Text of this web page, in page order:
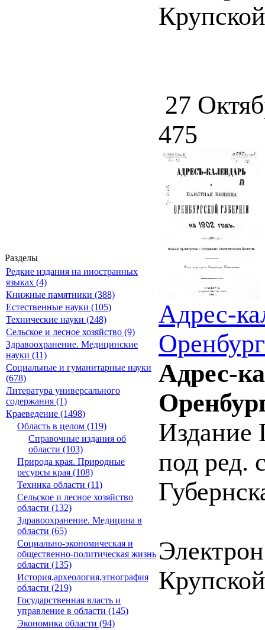
Разделы
Редкие издания на иностранных
языках (4)
Книжные памятники (388)
Естественные науки (105)
Технические науки (248)
Сельское и лесное хозяйство (9)
Здравоохранение. Медицинские
науки (11)
Социальные и гуманитарные науки
(678)
Литература универсального
содержания (1)
Краеведение (1498)
Область в целом (119)
Справочные издания об
области (103)
Природа края. Природные
ресурсы края (108)
Техника области (11)
Сельское и лесное хозяйство
области (132)
Здравоохранение. Медицина в
области (65)
Социально-экономическая и
общественно-политическая жизнь
области (135)
История,археология,этнография
области (219)
Государственная власть и
управление в области (145)
Экономика области (94)
27
475
Адрес-
Адрес-
Издание
под ред.